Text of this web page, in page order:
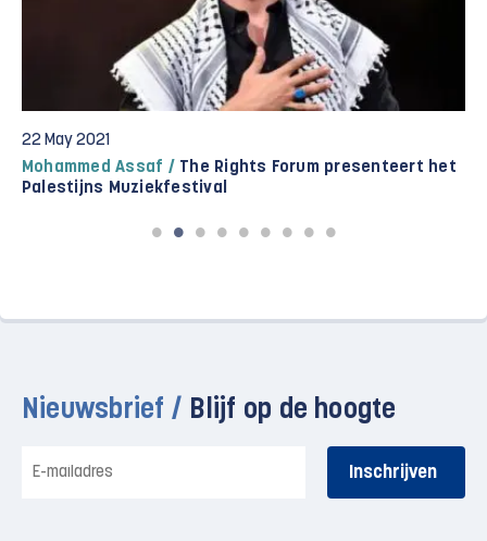
22 May 2021
Mohammed Assaf / The Rights Forum presenteert het
Palestijns Muziekfestival
Nieuwsbrief / Blijf op de hoogte
mailadres